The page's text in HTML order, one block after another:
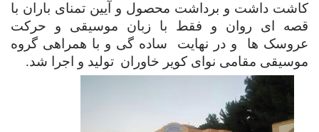
کاشت داشت و برداشت محصول و آیین تمنای باران با
قصه ای روان و فقط با زبان موسیقی و حرکت
عروسک ها
و در نهایت
ساده گی و با همراهی گروه
موسیقی مقامی نوای کویر خاوران تولید و اجرا شد.